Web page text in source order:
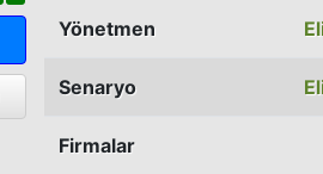
Yönetmen
Senaryo
Firmalar